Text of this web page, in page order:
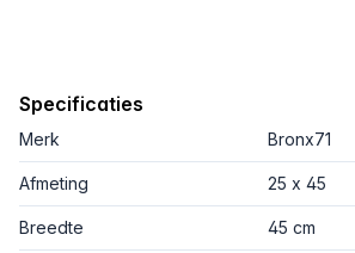
Specificaties
Merk Bronx71
Afmeting 25 x 45
Breedte 45 cm